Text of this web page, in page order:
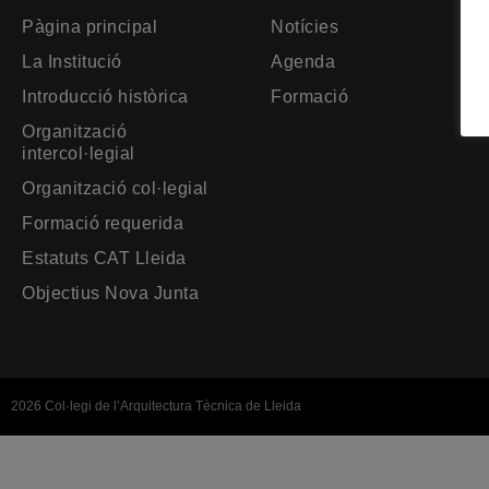
Pàgina principal
La Institució
Introducció històrica
Organització
intercol·legial
Organització col·legial
Formació requerida
Estatuts CAT Lleida
Objectius Nova Junta
Notícies
Agenda
Formació
2026 Col·legi de l’Arquitectura Tècnica de Lleida